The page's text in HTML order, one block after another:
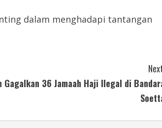
dalam menghadapi tantangan
Gagalkan 36 Jamaah Haji Ilegal di